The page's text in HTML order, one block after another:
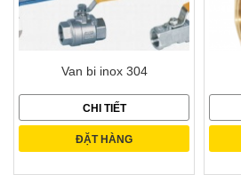
Van bi inox 304
CHI TIẾT
ĐẶT HÀNG